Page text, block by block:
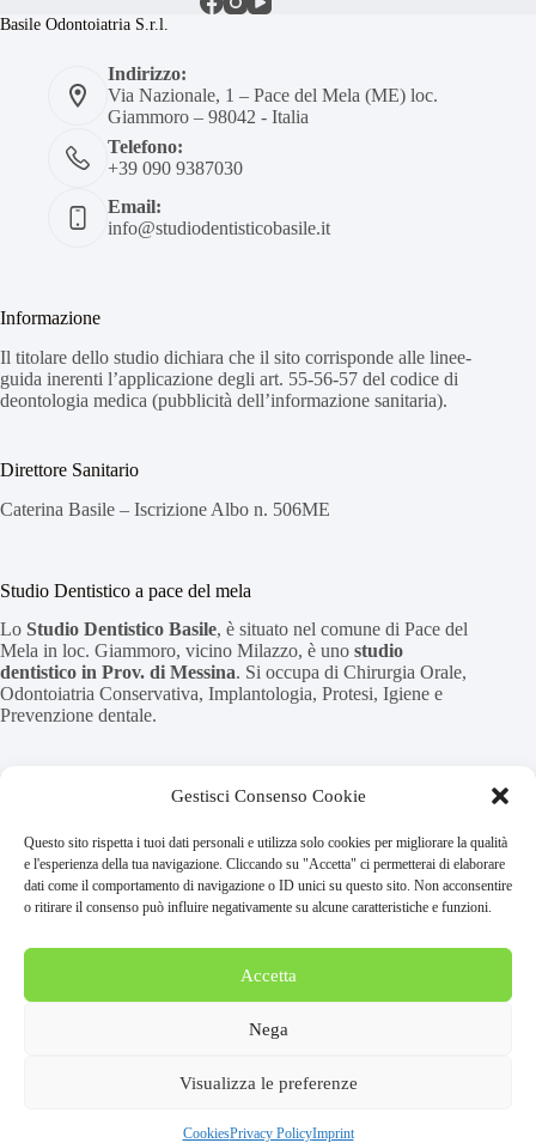
Gestisci Consenso Cookie
Questo sito rispetta i tuoi dati personali e utilizza solo cookies per migliorare la qualità
e l'esperienza della tua navigazione. Cliccando su "Accetta" ci permetterai di elaborare
dati come il comportamento di navigazione o ID unici su questo sito. Non acconsentire
o ritirare il consenso può influire negativamente su alcune caratteristiche e funzioni.
Accetta
Nega
Visualizza le preferenze
CookiesPrivacy PolicyImprint
Basile Odontoiatria S.r.l.
Indirizzo:
Via Nazionale, 1 – Pace del Mela (ME) loc.
Giammoro – 98042 - Italia
Telefono:
+39 090 9387030
Email:
info@studiodentisticobasile.it
Informazione
Il titolare dello studio dichiara che il sito corrisponde alle linee-
guida inerenti l’applicazione degli art. 55-56-57 del codice di
deontologia medica (pubblicità dell’informazione sanitaria).
Direttore Sanitario
Caterina Basile – Iscrizione Albo n. 506ME
Studio Dentistico a pace del mela
Lo Studio Dentistico Basile, è situato nel comune di Pace del
Mela in loc. Giammoro, vicino Milazzo, è uno studio
dentistico in Prov. di Messina. Si occupa di Chirurgia Orale,
Odontoiatria Conservativa, Implantologia, Protesi, Igiene e
Prevenzione dentale.
CENTRO D’ECCELLENZA LUMINEERS
LUMINEERS™
Blog
Basile Odontoiatria S.r.l.- P. Iva